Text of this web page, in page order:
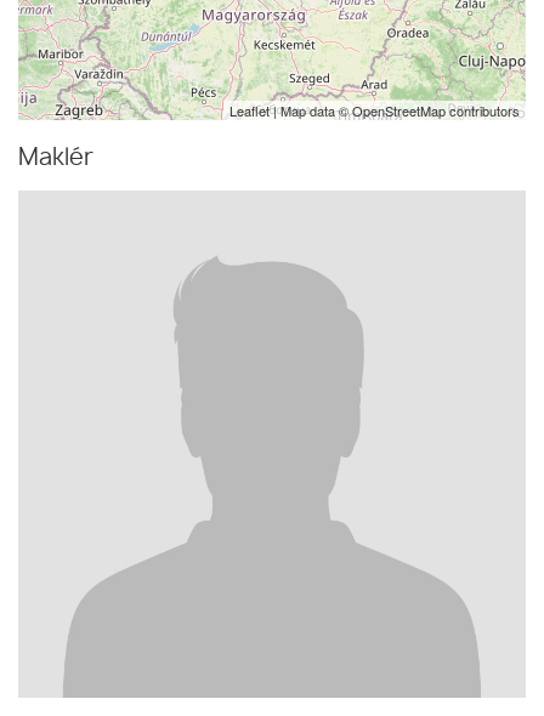
Leaflet| Map data ©OpenStreetMapcontributors
Maklér